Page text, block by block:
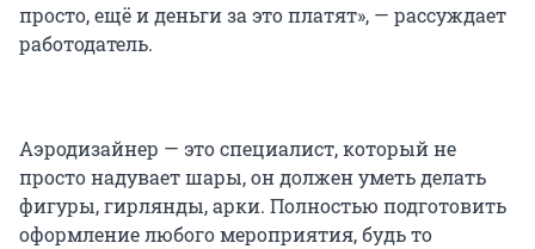
просто, ещё и деньги за это платят», — рассуждает
работодатель.
Аэродизайнер — это специалист, который не
просто надувает шары, он должен уметь делать
фигуры, гирлянды, арки. Полностью подготовить
оформление любого мероприятия, будь то